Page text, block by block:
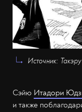
Источник:
Сэйю Итадори
и также